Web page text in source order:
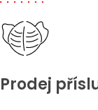
Prodej